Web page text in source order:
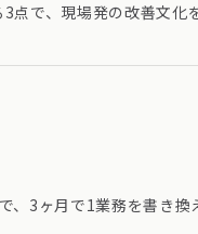
点で、現場発の改善文化
、3ヶ月で1業務を書き換